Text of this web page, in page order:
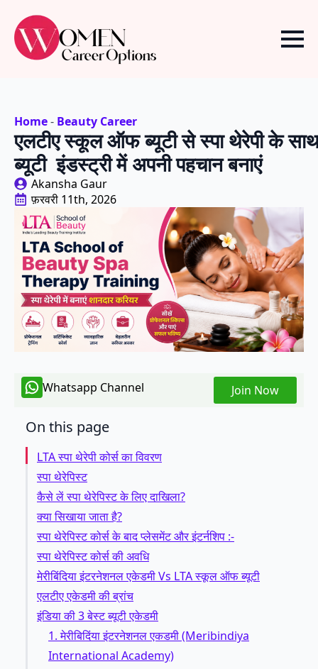
Home- Beauty Career
एलटीए स्कूल ऑफ ब्यूटी से स्पा थेरेपी के साथ
ब्यूटी इंडस्ट्री में अपनी पहचान बनाएं
Akansha Gaur
फ़रवरी 11th, 2026
Whatsapp Channel Join Now
On this page
LTA स्पा थेरेपी कोर्स का विवरण
स्पा थेरेपिस्ट
कैसे लें स्पा थेरेपिस्ट के लिए दाखिला?
क्या सिखाया जाता है?
स्पा थेरेपिस्ट कोर्स के बाद प्लेसमेंट और इंटर्नशिप :-
स्पा थेरेपिस्ट कोर्स की अवधि
मेरीबिंदिया इंटरनेशनल एकेडमी Vs LTA स्कूल ऑफ ब्यूटी
एलटीए एकेडमी की ब्रांच
इंडिया की 3 बेस्ट ब्यूटी एकेडमी
1. मेरीबिदिंया इंटरनेशनल एकडमी (Meribindiya
International Academy)